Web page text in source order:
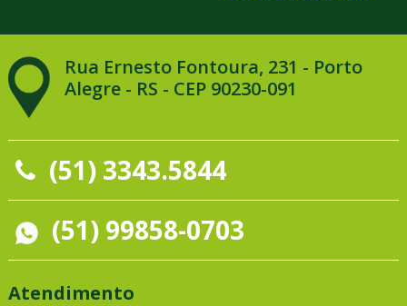
Rua Ernesto Fontoura, 231 - Porto
Alegre - RS - CEP 90230-091
(51) 3343.5844
(51) 99858-0703
Atendimento